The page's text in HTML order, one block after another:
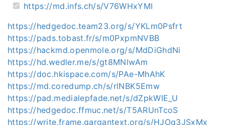
https://md.infs.ch/s/V76WHxYMI
https://hedgedoc.team23.org/s/YKLm0Psfrt
https://pads.tobast.fr/s/m0PxpmNVBB
https://hackmd.openmole.org/s/MdDiGhdNi
https://hd.wedler.me/s/gt8MNlwAm
https://doc.hkispace.com/s/PAe-MhAhK
https://md.coredump.ch/s/rlNBK5Emw
https://pad.medialepfade.net/s/dZpkWIE_U
https://hedgedoc.ffmuc.net/s/T5ARUnTcoS
https://write.frame.gargantext.org/s/HJOq3JSxMx